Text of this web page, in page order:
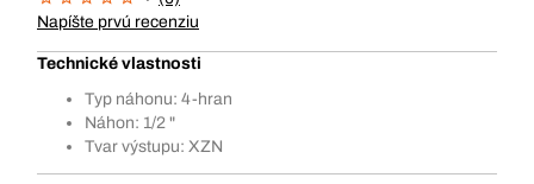
Napíšte prvú recenziu
Technické vlastnosti
Typ náhonu: 4-hran
Náhon: 1/2 "
Tvar výstupu: XZN